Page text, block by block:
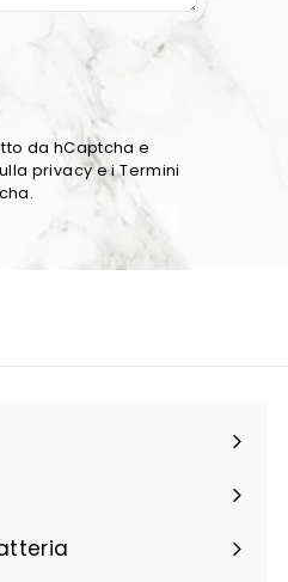
da hCaptcha e
privacye iTermini